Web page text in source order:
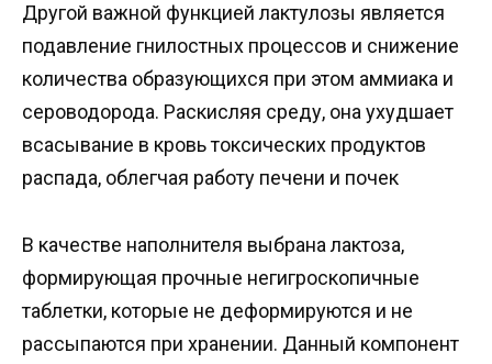
Другой важной функцией лактулозы является
подавление гнилостных процессов и снижение
количества образующихся при этом аммиака и
сероводорода. Раскисляя среду, она ухудшает
всасывание в кровь токсических продуктов
распада, облегчая работу печени и почек
В качестве наполнителя выбрана лактоза,
формирующая прочные негигроскопичные
таблетки, которые не деформируются и не
рассыпаются при хранении. Данный компонент